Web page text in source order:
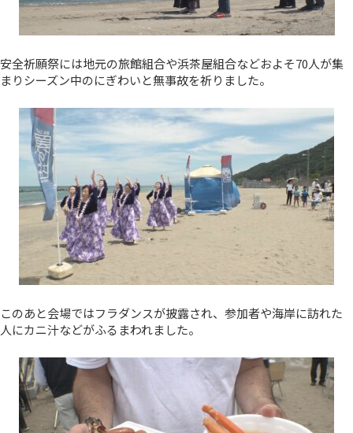
安全祈願祭には地元の旅館組合や浜茶屋組合などおよそ70人が集
まりシーズン中のにぎわいと無事故を祈りました。
このあと会場ではフラダンスが披露され、参加者や海岸に訪れた
人にカニ汁などがふるまわれました。